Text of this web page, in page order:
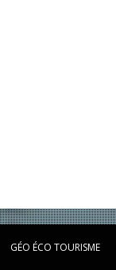
GÉO ÉCO TOURISME